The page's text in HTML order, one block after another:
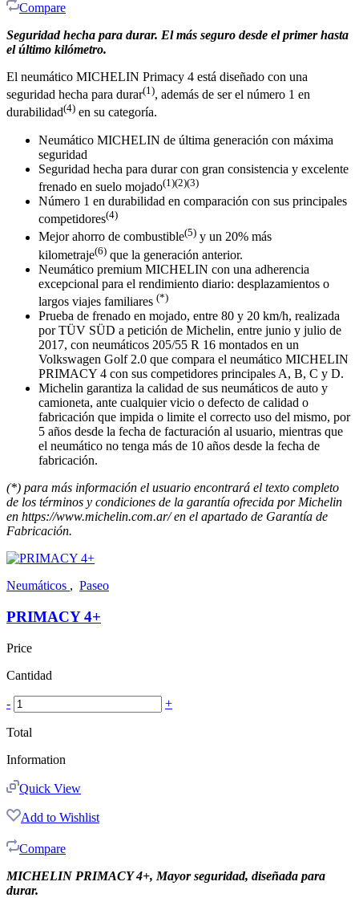
Compare
Seguridad hecha para durar. El más seguro desde el primer hasta
el último kilómetro.
El neumático MICHELIN Primacy 4 está diseñado con una
seguridad hecha para durar(1), además de ser el número 1 en
durabilidad(4) en su categoría.
Neumático MICHELIN de última generación con máxima
seguridad
Seguridad hecha para durar con gran consistencia y excelente
frenado en suelo mojado(1)(2)(3)
Número 1 en durabilidad en comparación con sus principales
competidores(4)
Mejor ahorro de combustible(5) y un 20% más
kilometraje(6) que la generación anterior.
Neumático premium MICHELIN con una adherencia
excepcional para el rendimiento diario: desplazamientos o
largos viajes familiares (*)
Prueba de frenado en mojado, entre 80 y 20 km/h, realizada
por TÜV SÜD a petición de Michelin, entre junio y julio de
2017, con neumáticos 205/55 R 16 montados en un
Volkswagen Golf 2.0 que compara el neumático MICHELIN
PRIMACY 4 con sus competidores principales A, B, C y D.
Michelin garantiza la calidad de sus neumáticos de auto y
camioneta, ante cualquier vicio o defecto de calidad o
fabricación que impida o limite el correcto uso del mismo, por
5 años desde la fecha de facturación al usuario, mientras que
el neumático no tenga más de 10 años desde la fecha de
fabricación.
(*) para más información el usuario encontrará el texto completo
de los términos y condiciones de la garantía ofrecida por Michelin
en https://www.michelin.com.ar/ en el apartado de Garantía de
Fabricación.
Neumáticos , Paseo
PRIMACY 4+
Price
Cantidad
- +
Total
Information
Quick View
Add to Wishlist
Compare
MICHELIN PRIMACY 4+, Mayor seguridad, diseñada para
durar.